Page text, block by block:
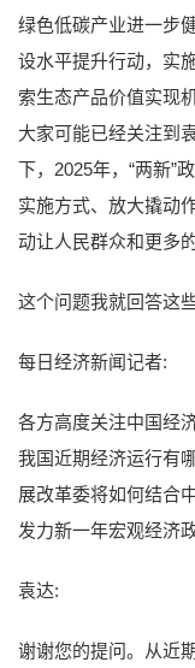
绿色低碳产业进一步
设水平提升行动，实
索生态产品价值实现
大家可能已经关注到
下，2025年，“两新”
实施方式、放大撬动
动让人民群众和更多
这个问题我就回答这
每日经济新闻记者:
各方高度关注中国经
我国近期经济运行有
展改革委将如何结合
发力新一年宏观经济
袁达:
谢谢您的提问。从近